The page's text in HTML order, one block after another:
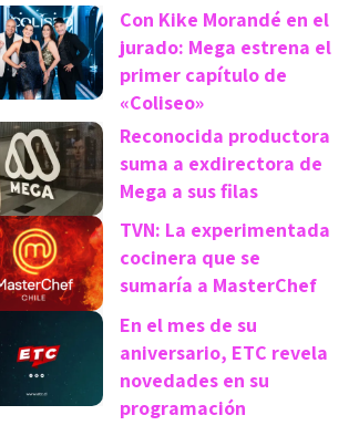
Con Kike Morandé en el
jurado: Mega estrena el
primer capítulo de
«Coliseo»
Reconocida productora
suma a exdirectora de
Mega a sus filas
TVN: La experimentada
cocinera que se
sumaría a MasterChef
En el mes de su
aniversario, ETC revela
novedades en su
programación